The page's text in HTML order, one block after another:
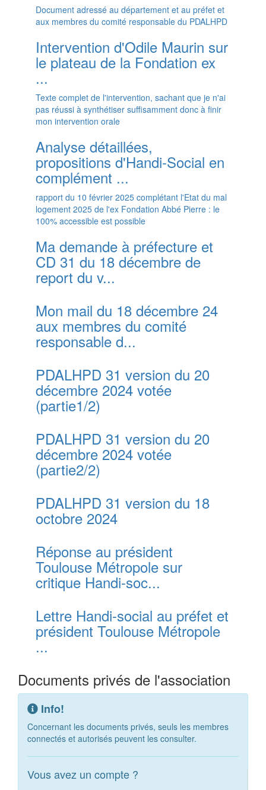
Document adressé au département et au préfet et
aux membres du comité responsable du PDALHPD
Intervention d'Odile Maurin sur
le plateau de la Fondation ex
...
Texte complet de l'intervention, sachant que je n'ai
pas réussi à synthétiser suffisamment donc à finir
mon intervention orale
Analyse détaillées,
propositions d'Handi-Social en
complément ...
rapport du 10 février 2025 complétant l'Etat du mal
logement 2025 de l'ex Fondation Abbé Pierre : le
100% accessible est possible
Ma demande à préfecture et
CD 31 du 18 décembre de
report du v...
Mon mail du 18 décembre 24
aux membres du comité
responsable d...
PDALHPD 31 version du 20
décembre 2024 votée
(partie1/2)
PDALHPD 31 version du 20
décembre 2024 votée
(partie2/2)
PDALHPD 31 version du 18
octobre 2024
Réponse au président
Toulouse Métropole sur
critique Handi-soc...
Lettre Handi-social au préfet et
président Toulouse Métropole
...
Documents privés de l'association
Info!
Concernant les documents privés, seuls les membres
connectés et autorisés peuvent les consulter.
Vous avez un compte ?